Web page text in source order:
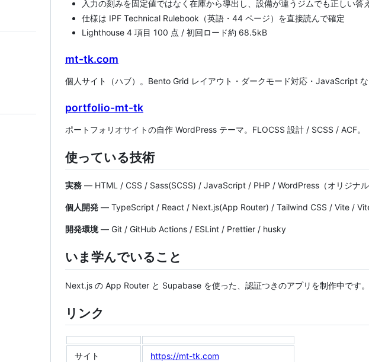
入力の刻みを固定値ではなく在庫から導出し、設備が違うジムでも正しい答
仕様は IPF Technical Rulebook（英語・44 ページ）を直接読んで確定
Lighthouse 4 項目 100 点 / 初回ロード約 68.5kB
mt-tk.com
個人サイト（ハブ）。Bento Grid レイアウト・ダークモード対応・JavaScript な
portfolio-mt-tk
ポートフォリオサイトの自作 WordPress テーマ。FLOCSS 設計 / SCSS / ACF。
使っている技術
実務 — HTML / CSS / Sass(SCSS) / JavaScript / PHP / WordPress（オリジナル
個人開発 — TypeScript / React / Next.js(App Router) / Tailwind CSS / Vite /
開発環境— Git / GitHub Actions / ESLint / Prettier / husky
いま学んでいること
Next.js の App Router と Supabase を使った、認証つきのアプリを制作中です
リンク
サイト https://mt-tk.com